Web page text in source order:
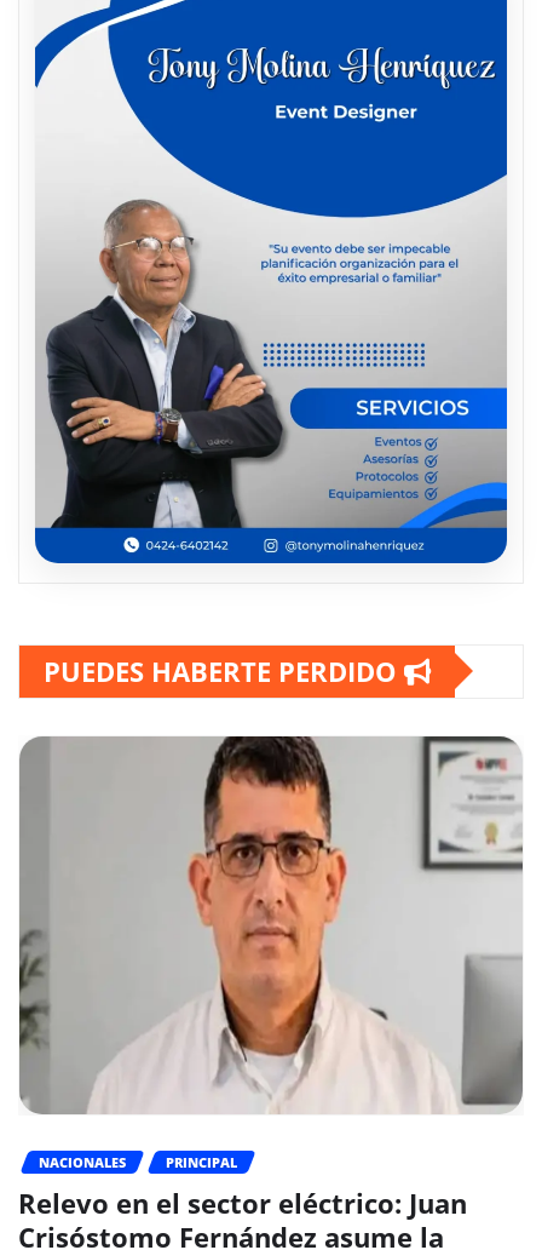
PUEDES HABERTE PERDIDO
NACIONALES PRINCIPAL
Relevo en el sector eléctrico: Juan
Crisóstomo Fernández asume la